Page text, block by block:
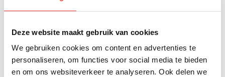
Deze website maakt gebruik van cookies
We gebruiken cookies om content en advertenties te
personaliseren, om functies voor social media te bieden
en om ons websiteverkeer te analyseren. Ook delen we
Beschikbaar
Den Haag
Abrikozenstraat 92
€ 389.000 k.k.
88 m2 4 kamers D